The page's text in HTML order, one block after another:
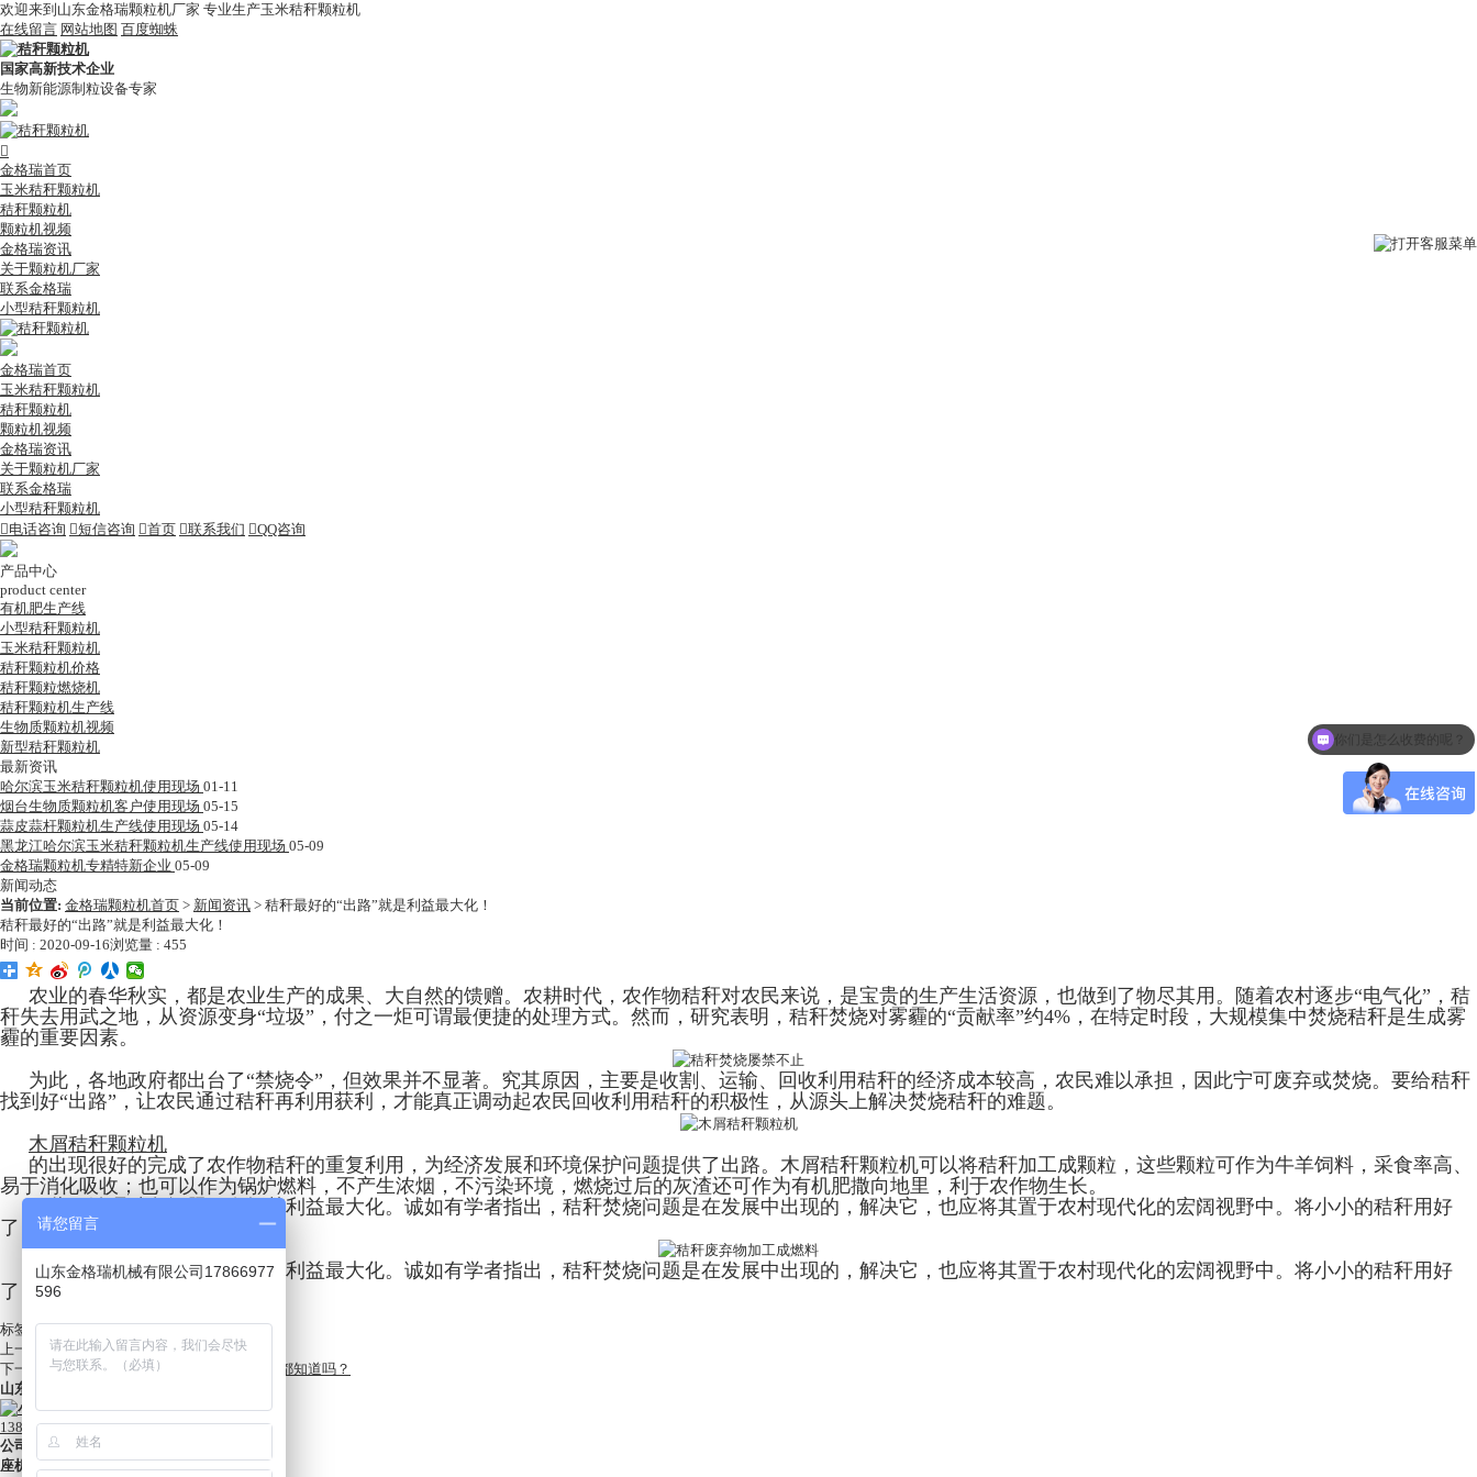
欢迎来到山东金格瑞颗粒机厂家 专业生产玉米秸秆颗粒机
在线留言 网站地图 百度蜘蛛
国家高新技术企业
生物新能源制粒设备专家

金格瑞首页
玉米秸秆颗粒机
秸秆颗粒机
颗粒机视频
金格瑞资讯
关于颗粒机厂家
联系金格瑞
小型秸秆颗粒机
金格瑞首页
玉米秸秆颗粒机
秸秆颗粒机
颗粒机视频
金格瑞资讯
关于颗粒机厂家
联系金格瑞
小型秸秆颗粒机
 电话咨询 短信咨询 首页 联系我们 QQ咨询
产品中心
product center
有机肥生产线
小型秸秆颗粒机
玉米秸秆颗粒机
秸秆颗粒机价格
秸秆颗粒燃烧机
秸秆颗粒机生产线
生物质颗粒机视频
新型秸秆颗粒机
最新资讯
哈尔滨玉米秸秆颗粒机使用现场 01-11
烟台生物质颗粒机客户使用现场 05-15
蒜皮蒜杆颗粒机生产线使用现场 05-14
黑龙江哈尔滨玉米秸秆颗粒机生产线使用现场 05-09
金格瑞颗粒机专精特新企业 05-09
新闻动态
当前位置: 金格瑞颗粒机首页 > 新闻资讯 > 秸秆最好的“出路”就是利益最大化！
秸秆最好的“出路”就是利益最大化！
时间 : 2020-09-16浏览量 : 455
农业的春华秋实，都是农业生产的成果、大自然的馈赠。农耕时代，农作物秸秆对农民来说，是宝贵的生产生活资源，也做到了物尽其用。随着农村逐步“电气化”，秸
秆失去用武之地，从资源变身“垃圾”，付之一炬可谓最便捷的处理方式。然而，研究表明，秸秆焚烧对雾霾的“贡献率”约4%，在特定时段，大规模集中焚烧秸秆是生成雾
霾的重要因素。
为此，各地政府都出台了“禁烧令”，但效果并不显著。究其原因，主要是收割、运输、回收利用秸秆的经济成本较高，农民难以承担，因此宁可废弃或焚烧。要给秸秆
找到好“出路”，让农民通过秸秆再利用获利，才能真正调动起农民回收利用秸秆的积极性，从源头上解决焚烧秸秆的难题。
木屑秸秆颗粒机
的出现很好的完成了农作物秸秆的重复利用，为经济发展和环境保护问题提供了出路。木屑秸秆颗粒机可以将秸秆加工成颗粒，这些颗粒可作为牛羊饲料，采食率高、
易于消化吸收；也可以作为锅炉燃料，不产生浓烟，不污染环境，燃烧过后的灰渣还可作为有机肥撒向地里，利于农作物生长。
因此，治理秸秆问题要发挥其利益最大化。诚如有学者指出，秸秆焚烧问题是在发展中出现的，解决它，也应将其置于农村现代化的宏阔视野中。将小小的秸秆用好
了，也是一笔非常大的财富。
因此，治理秸秆问题要发挥其利益最大化。诚如有学者指出，秸秆焚烧问题是在发展中出现的，解决它，也应将其置于农村现代化的宏阔视野中。将小小的秸秆用好
了，也是一笔非常大的财富。
标签:
上一篇:秸秆禁烧怎么办？看过来！
下一篇:生物质颗粒燃料政策大盘点，这些你都知道吗？
山东金格瑞机械有限公司
13805418106
公司
山东金格瑞机械有限公司
座机
0531-83766566
你们是怎么收费的呢？
请您留言
山东金格瑞机械有限公司17866977
596